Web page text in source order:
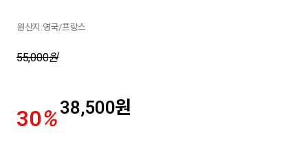
원산지:영국/프랑스
55,000원
30%38,500원